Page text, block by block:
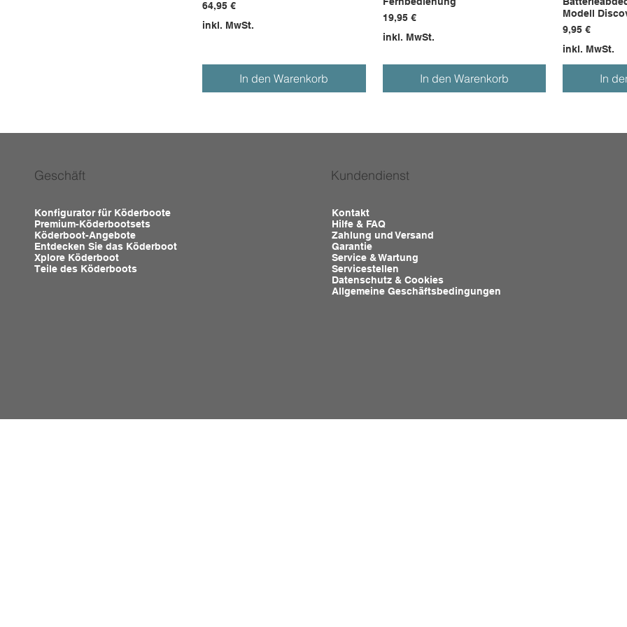
Preis
64,95 €
inkl. MwSt.
In den Warenkorb
Preis
19,95 €
inkl. MwSt.
In den Warenkorb
Modell
Preis
9,95 €
inkl. MwSt.
In
Geschäft
Konfigurator für Köderboote
Premium-Köderbootsets
Köderboot-Angebote
Entdecken Sie das Köderboot
Xplore Köderboot
Teile des Köderboots
Kundendienst
Kontakt
Hilfe & FAQ
Zahlung und Versand
Garantie
Service & Wartung
Servicestellen
Datenschutz & Cookies
Allgemeine Geschäftsbedingungen